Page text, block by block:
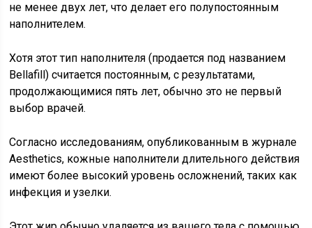
не менее двух лет, что делает его полупостоянным
наполнителем.
Хотя этот тип наполнителя (продается под названием
Bellafill) считается постоянным, с результатами,
продолжающимися пять лет, обычно это не первый
выбор врачей.
Согласно исследованиям, опубликованным в журнале
Aesthetics, кожные наполнители длительного действия
имеют более высокий уровень осложнений, таких как
инфекция и узелки.